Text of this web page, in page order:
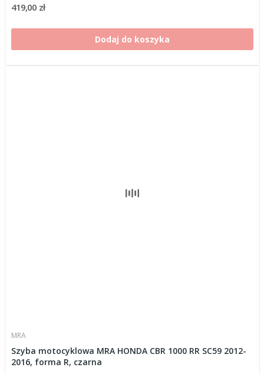
419,00 zł
Dodaj do koszyka
MRA
Szyba motocyklowa MRA HONDA CBR 1000 RR SC59 2012-
2016, forma R, czarna